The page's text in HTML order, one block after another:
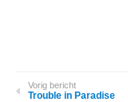
Vorig bericht
Trouble in Paradise